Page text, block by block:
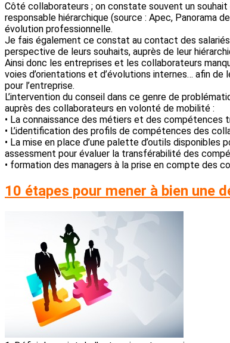
Côté collaborateurs ; on constate souvent un souhait
responsable hiérarchique (source : Apec, Panorama
évolution professionnelle.
Je fais également ce constat au contact des salariés
perspective de leurs souhaits, auprès de leur
Ainsi donc les entreprises et les collaborateurs
voies d’orientations et d’évolutions internes… afin
pour l’entreprise.
L’intervention du conseil dans ce genre de
auprès des collaborateurs en volonté de mobilité :
• La connaissance des métiers et des compétences
• L’identification des profils de compétences des
• La mise en place d’une palette d’outils
assessment pour évaluer la transférabilité des
• formation des managers à la prise en compte des
10 étapes pour mener à bien une